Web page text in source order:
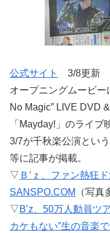
公式サイト
3/8更新
オープニングムービー
No Magic” LIVE DVD
「Mayday!」のライブ
3/7が千秋楽公演とい
等に記事が掲載。
▽ Ｂ’ｚ、ファン熱狂
SANSPO.COM
（写真
▽ B’z、50万人動員ツ
カケもない”生の音楽